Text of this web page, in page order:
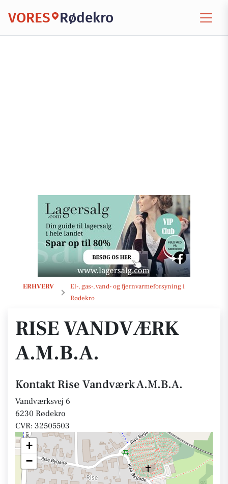
VORES Rødekro
ERHVERV
El-, gas-, vand- og fjernvarmeforsyning i
Rødekro
Rise Vandværk A.M.B.A.
RISE VANDVÆRK
A.M.B.A.
Kontakt Rise Vandværk A.M.B.A.
Vandværksvej 6
6230 Rødekro
CVR: 32505503
+
−